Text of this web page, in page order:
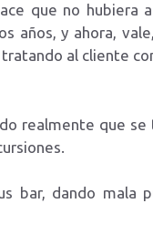
que no hubiera
años, y ahora,
al cliente
realmente que se
bar, dando mala